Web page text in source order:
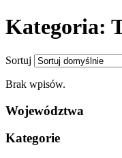
Kategoria:
Sortuj
Brak wpisów.
Województwa
Kategorie